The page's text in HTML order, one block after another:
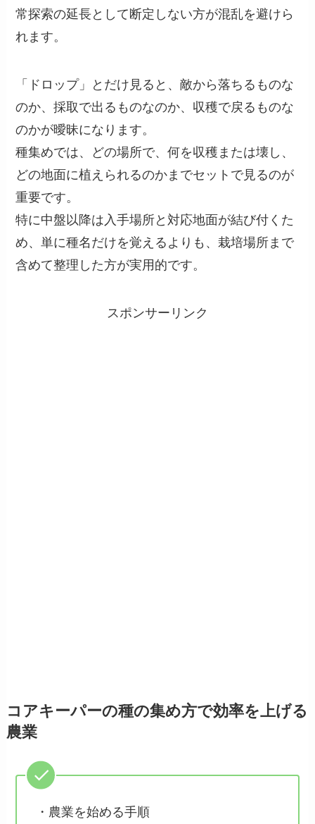
常探索の延長として断定しない方が混乱を避けら
れます。
「ドロップ」とだけ見ると、敵から落ちるものな
のか、採取で出るものなのか、収穫で戻るものな
のかが曖昧になります。
種集めでは、どの場所で、何を収穫または壊し、
どの地面に植えられるのかまでセットで見るのが
重要です。
特に中盤以降は入手場所と対応地面が結び付くた
め、単に種名だけを覚えるよりも、栽培場所まで
含めて整理した方が実用的です。
スポンサーリンク
コアキーパーの種の集め方で効率を上げる
農業
・農業を始める手順